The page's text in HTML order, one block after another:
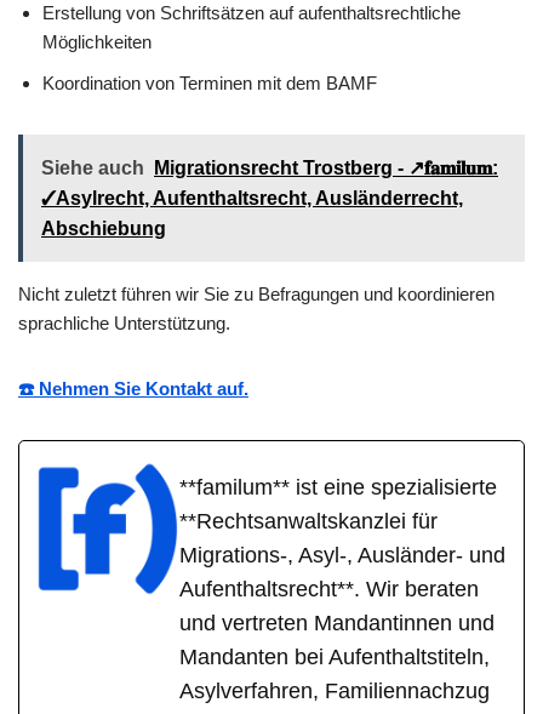
Erstellung von Schriftsätzen auf aufenthaltsrechtliche
Möglichkeiten
Koordination von Terminen mit dem BAMF
Siehe auch
Migrationsrecht Trostberg - ↗️𝐟𝐚𝐦𝐢𝐥𝐮𝐦:
✓Asylrecht, Aufenthaltsrecht, Ausländerrecht,
Abschiebung
Nicht zuletzt führen wir Sie zu Befragungen und koordinieren
sprachliche Unterstützung.
☎️ Nehmen Sie Kontakt auf.
**familum** ist eine spezialisierte
**Rechtsanwaltskanzlei für
Migrations-, Asyl-, Ausländer- und
Aufenthaltsrecht**. Wir beraten
und vertreten Mandantinnen und
Mandanten bei Aufenthaltstiteln,
Asylverfahren, Familiennachzug